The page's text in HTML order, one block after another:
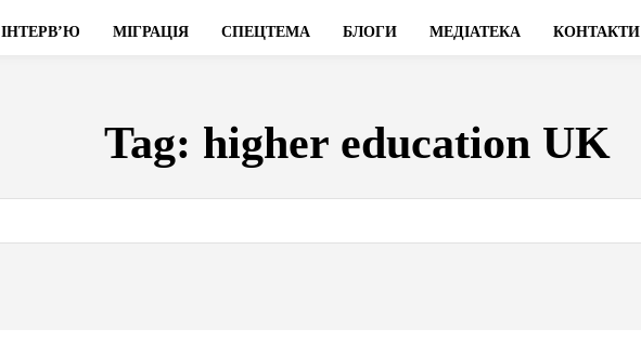
ІНТЕРВʼЮ МІГРАЦІЯ СПЕЦТЕМА БЛОГИ МЕДІАТЕКА КОНТАКТИ
Tag: higher education UK